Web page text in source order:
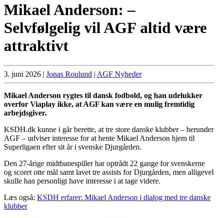
Mikael Anderson: –
Selvfølgelig vil AGF altid være
attraktivt
3. juni 2026 | Jonas Roulund | AGF Nyheder
Mikael Anderson rygtes til dansk fodbold, og han udelukker
overfor Viaplay ikke, at AGF kan være en mulig fremtidig
arbejdsgiver.
KSDH.dk kunne i går berette, at tre store danske klubber – herunder
AGF – udviser interesse for at hente Mikael Anderson hjem til
Superligaen efter sit år i svenske Djurgården.
Den 27-årige midtbanespiller har optrådt 22 gange for svenskerne
og scoret otte mål samt lavet tre assists for Djurgården, men alligevel
skulle han personligt have interesse i at tage videre.
Læs også: KSDH erfarer: Mikael Anderson i dialog med tre danske
klubber